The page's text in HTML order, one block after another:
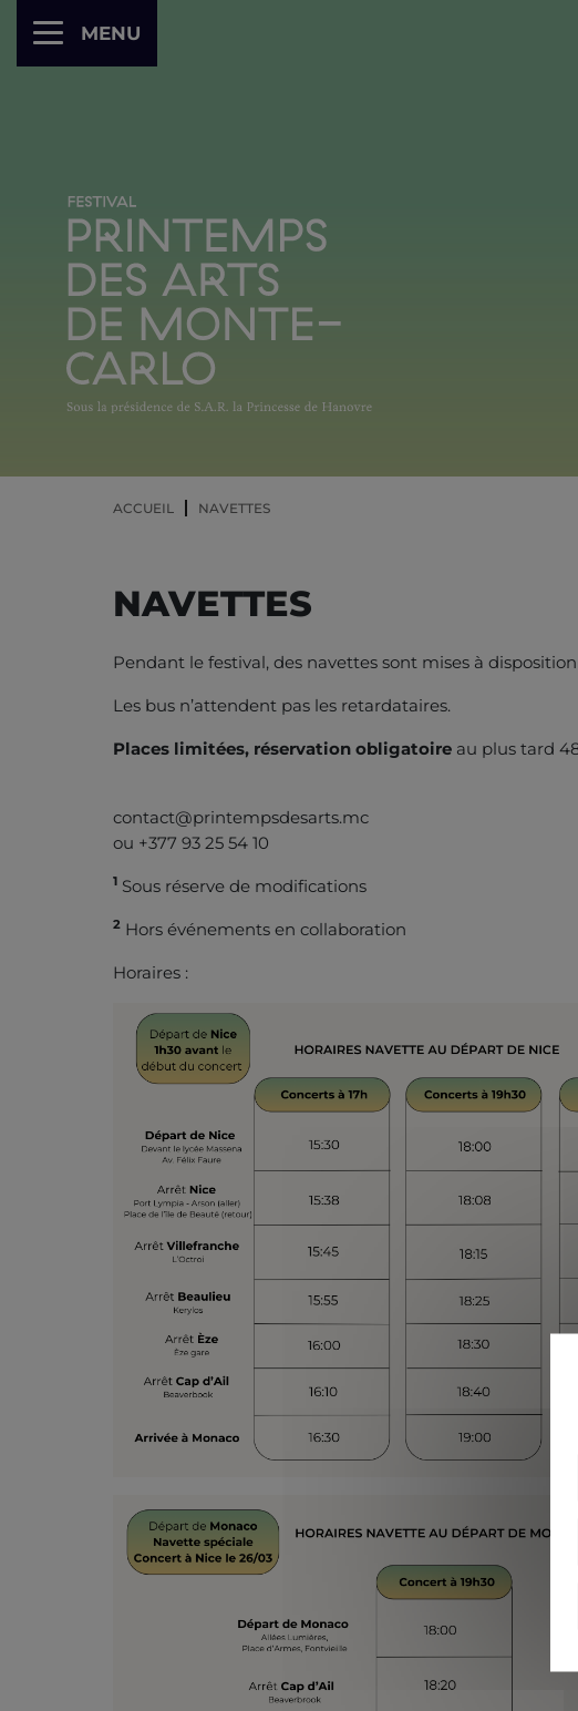
MENU
ACCUEIL NAVETTES
NAVETTES
Pendant le festival, des navettes sont mises à
Les bus n’attendent pas les retardataires.
Places limitées, réservation obligatoire au plus tard
contact@printempsdesarts.mc
ou +377 93 25 54 10
1 Sous réserve de modifications
2 Hors événements en collaboration
Horaires :